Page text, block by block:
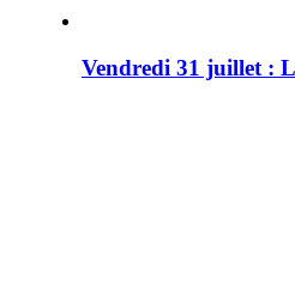
Vendredi 31 juillet :